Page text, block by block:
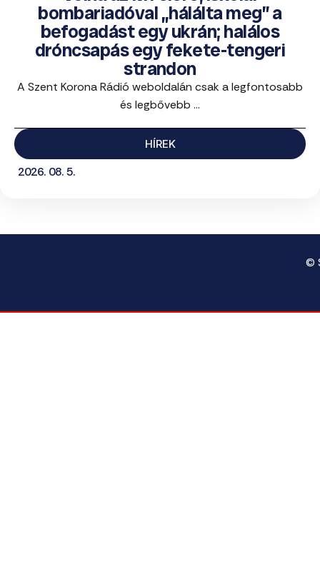
bombariadóval „hálálta meg” a
befogadást egy ukrán; halálos
dróncsapás egy fekete-tengeri
strandon
A Szent Korona Rádió weboldalán csak a legfontosabb
és legbővebb ...
HÍREK
2026. 08. 5.
©